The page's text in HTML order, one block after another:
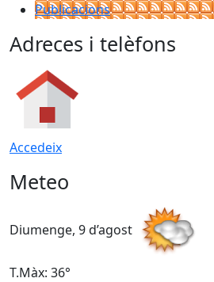
Publicacions
Adreces i telèfons
Accedeix
Meteo
Diumenge, 9 d’agost
T.Màx: 36°